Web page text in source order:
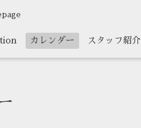
カレンダー スタッフ紹介